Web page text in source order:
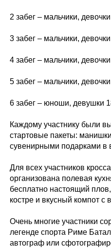
2 забег – мальчики,
3 забег – мальчики,
4 забег – мальчики,
5 забег – мальчики,
6 забег – юноши, девушки
Каждому участнику были
стартовые пакеты:
сувенирными подарками в
Для всех участников
организована полевая
бесплатно настоящий
костре и вкусный компот с
Очень многие участники
легенде спорта Риме
автограф или